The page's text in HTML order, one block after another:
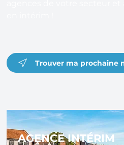
Trouver ma prochaine
AGENCE INTÉRIM